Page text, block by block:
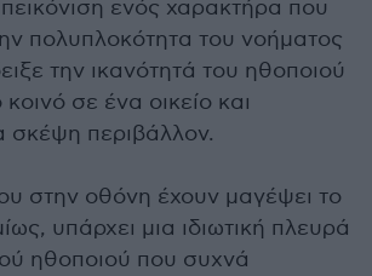
ενός χαρακτήρα που
πολυπλοκότητα του νοήματος
την ικανότητά του ηθοποιού
σε ένα οικείο και
σκέψη περιβάλλον.
στην οθόνη έχουν μαγέψει το
υπάρχει μια ιδιωτική πλευρά
ηθοποιού που συχνά